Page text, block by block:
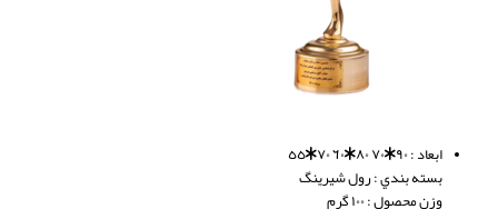
ابعاد : ٩٠*٧٠ ٨٠*٦٠ ٧٠*٥٥
بسته بندي : رول شيرينگ
وزن محصول : ١٠٠ گرم